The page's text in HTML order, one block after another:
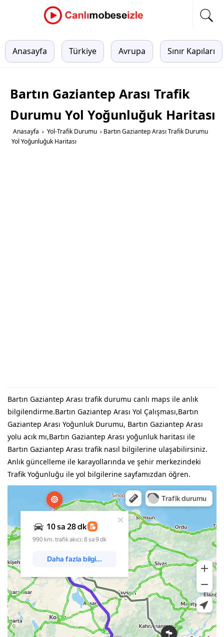
Anasayfa Türkiye Avrupa Sınır Kapıları
Bartın Gaziantep Arası Trafik
Durumu Yol Yoğunluğuk Haritası
Anasayfa › Yol-Trafik Durumu › Bartın Gaziantep Arası Trafik Durumu
Yol Yoğunluğuk Haritası
Bartın Gaziantep Arası trafik durumu canlı maps ile anlık
bilgilendirme.Bartın Gaziantep Arası Yol Çalışması,Bartın
Gaziantep Arası Yoğunluk Durumu, Bartın Gaziantep Arası
yolu acık mı,Bartın Gaziantep Arası yoğunluk haritası ile
Bartın Gaziantep Arası trafik nasıl bilgilerine ulaşabilirsiniz.
Anlık güncelleme ile karayollarında ve şehir merkezindeki
Trafik Yoğunluğu ile yol bilgilerine sayfamızdan öğren.